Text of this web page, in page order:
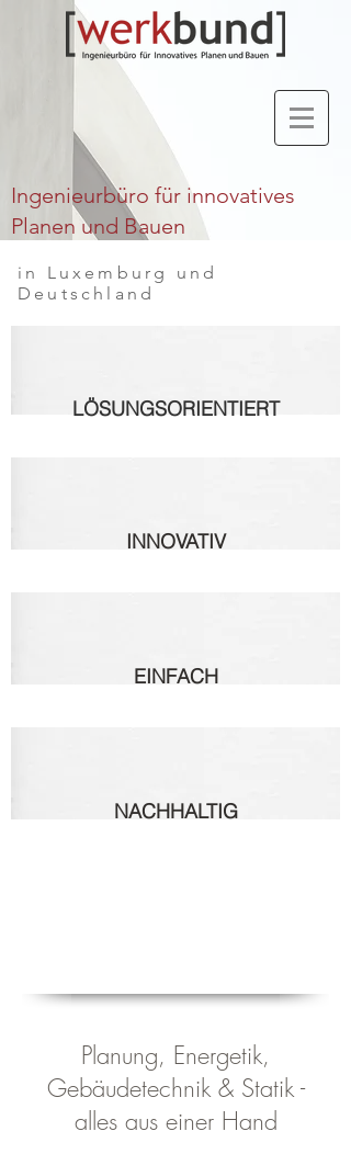
Ingenieurbüro für innovatives
Planen und Bauen
in Luxemburg und
Deutschland
LÖSUNGSORIENTIERT
INNOVATIV
EINFACH
NACHHALTIG
Planung, Energetik,
Gebäudetechnik & Statik -
alles aus einer Hand